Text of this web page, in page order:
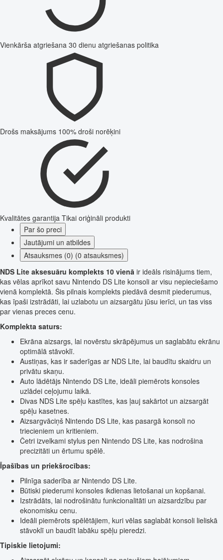
Vienkārša atgriešana 30 dienu atgriešanas politika
Drošs maksājums 100% droši norēķini
Kvalitātes garantija Tikai oriģināli produkti
Par šo preci
Jautājumi un atbildes
Atsauksmes (0) (0 atsauksmes)
NDS Lite aksesuāru komplekts 10 vienā ir ideāls risinājums tiem,
kas vēlas aprīkot savu Nintendo DS Lite konsoli ar visu nepieciešamo
vienā komplektā. Šis pilnais komplekts piedāvā desmit piederumus,
kas īpaši izstrādāti, lai uzlabotu un aizsargātu jūsu ierīci, un tas viss
par vienas preces cenu.
Komplekta saturs:
Ekrāna aizsargs, lai novērstu skrāpējumus un saglabātu ekrānu
optimālā stāvoklī.
Austiņas, kas ir saderīgas ar NDS Lite, lai baudītu skaidru un
privātu skaņu.
Auto lādētājs Nintendo DS Lite, ideāli piemērots konsoles
uzlādei ceļojumu laikā.
Divas NDS Lite spēļu kastītes, kas ļauj sakārtot un aizsargāt
spēļu kasetnes.
Aizsargvāciņš Nintendo DS Lite, kas pasargā konsoli no
triecieniem un kritieniem.
Četri izvelkami stylus pen Nintendo DS Lite, kas nodrošina
precizitāti un ērtumu spēlē.
Īpašības un priekšrocības:
Pilnīga saderība ar Nintendo DS Lite.
Būtiski piederumi konsoles ikdienas lietošanai un kopšanai.
Izstrādāts, lai nodrošinātu funkcionalitāti un aizsardzību par
ekonomisku cenu.
Ideāli piemērots spēlētājiem, kuri vēlas saglabāt konsoli lieliskā
stāvoklī un baudīt labāku spēļu pieredzi.
Tipiskie lietojumi: